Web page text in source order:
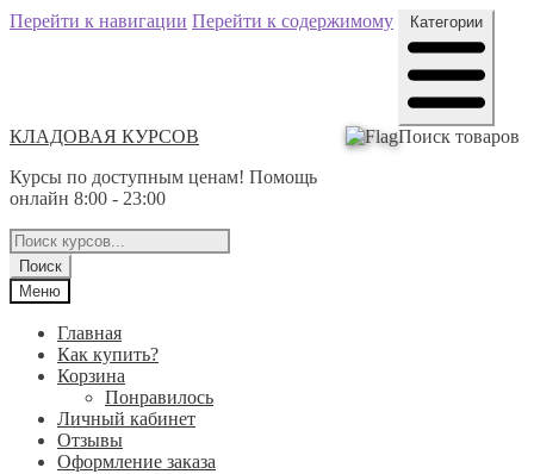
Перейти к навигации Перейти к содержимому
КЛАДОВАЯ КУРСОВ
Курсы по доступным ценам! Помощь
онлайн 8:00 - 23:00
Категории
Поиск товаров
Поиск
Меню
Главная
Как купить?
Корзина
Понравилось
Личный кабинет
Отзывы
Оформление заказа